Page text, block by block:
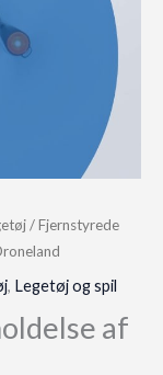
/Fjernstyrede
, Legetøj og spil
af